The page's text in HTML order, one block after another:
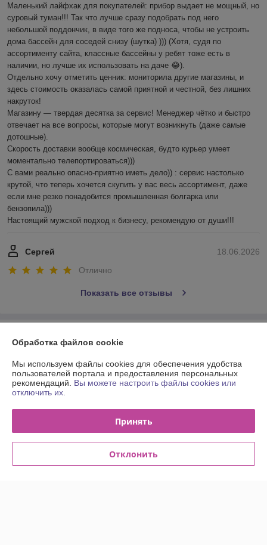
Маленький лайфхак для покупателей: прибор выдает не мощный, но
суровый туман!!! Так что лучше сразу подобрать под него
небольшой поддончик, в виде того же подноса, чтобы не устроить
дома бассейн для соседей снизу (шутка) ))) (Хотя, судя по
ассортименту сайта, классные бассейны у ребят тоже есть в
наличии, но лучше их использовать на даче 😂).
Отдельно хочу отметить ценник: мониторила другие магазины, и
здесь стоимость оказалась самой приятной и честной, без лишних
накруток!
Магазину — твердая десятка за сервис! Менеджер чётко и быстро
отвечает на все вопросы, которые могут возникнуть (даже самые
дотошные).
Скорость доставки вообще космическая, будто курьер умеет
моментально телепортироваться)))
С вами реально опасно-приятно иметь дело)) : сервис настолько
крутой, что теперь хочется скупить у вас весь ассортимент, даже
если мне резко понадобится промышленная болгарка или
бензопила)))
Настоящий мужской подход к бизнесу, рекомендую от души!!!
18.06.2026
Сергей
Отлично
Показать все отзывы
Контакты
Доставка и оплата
Полная версия сайта
Обработка файлов cookie
Мы используем файлы cookies для обеспечения удобства
пользователей портала и предоставления персональных
рекомендаций. Вы можете настроить файлы cookies или
отключить их.
Принять
Отклонить